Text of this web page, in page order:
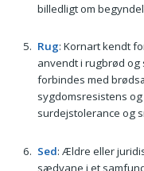
billedligt om
Rug: Kornart kendt
anvendt i rugbrød og
forbindes med
sygdomsresistens
surdejstolerance og
Sed: Ældre eller
sædvane i et